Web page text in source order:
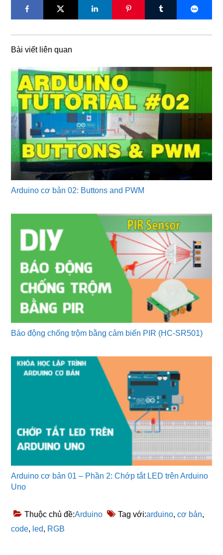
Bài viết liên quan
Arduino cơ bản 02: Buttons and PWM
Báo động chống trộm bằng cảm biến PIR (HC-SR501)
Arduino cơ bản 01 – Phần 2: Chớp tắt LED trên Arduino
Uno
Thuộc chủ đề:Arduino Tag với:arduino,cơ bản,
code, led, RGB